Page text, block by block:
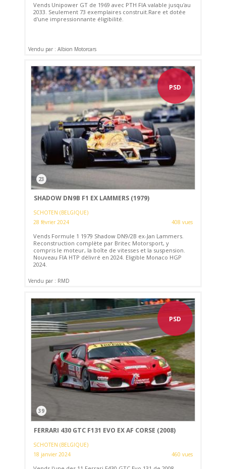
Vends Unipower GT de 1969 avec PTH FIA valable jusqu'au
2033. Seulement 73 exemplaires construit.Rare et dotée
d'une impressionnante éligibilité.
Vendu par : Albion Motorcars
PSD
23
SHADOW DN9B F1 EX LAMMERS (1979)
SCHOTEN (BELGIQUE)
28 février 2024
408 vues
Vends Formule 1 1979 Shadow DN9/2B ex-Jan Lammers.
Reconstruction complète par Britec Motorsport, y
compris le moteur, la boîte de vitesses et la suspension.
Nouveau FIA HTP délivré en 2024. Eligible Monaco HGP
2024.
Vendu par : RMD
PSD
39
FERRARI 430 GTC F131 EVO EX AF CORSE (2008)
SCHOTEN (BELGIQUE)
18 janvier 2024
460 vues